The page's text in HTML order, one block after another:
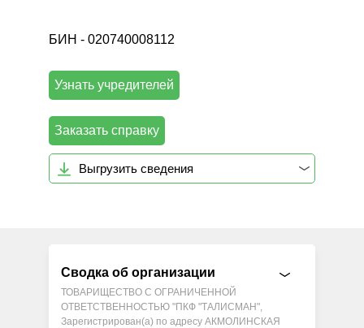
БИН - 020740008112
Узнать учредителей
Заказать справку
Выгрузить сведения
Сводка об организации
ТОВАРИЩЕСТВО С ОГРАНИЧЕННОЙ
ОТВЕТСТВЕННОСТЬЮ "ПКФ "ТАЛИСМАН",
Зарегистрирован(а) по адресу АКМОЛИНСКАЯ